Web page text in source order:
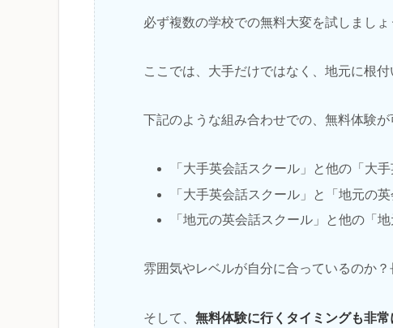
必ず複数の学校での無料大変を試しましょ
ここでは、大手だけではなく、地元に根
下記のような組み合わせでの、無料体験が
「大手英会話スクール」と他の「大手
「大手英会話スクール」と「地元の英
「地元の英会話スクール」と他の「
雰囲気やレベルが自分に合っているのか
そして、 無料体験に行くタイミングも非